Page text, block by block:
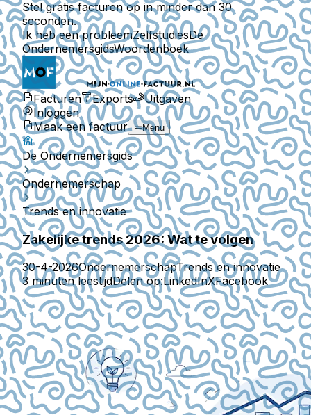
Stel gratis facturen op in minder dan 30
seconden.
Ik heb een probleemZelfstudiesDe
OndernemersgidsWoordenboek
Facturen Exports
Uitgaven
Inloggen
Maak een factuur
Menu
De Ondernemersgids
Ondernemerschap
Trends en innovatie
Zakelijke trends 2026: Wat te volgen
30-4-2026OndernemerschapTrends en innovatie
3 minuten leestijdDelen op:LinkedInXFacebook